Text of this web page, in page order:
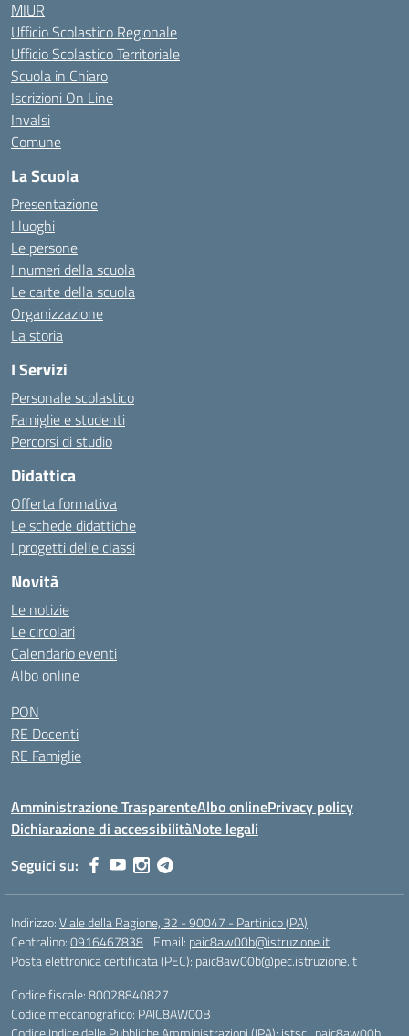
MIUR
Ufficio Scolastico Regionale
Ufficio Scolastico Territoriale
Scuola in Chiaro
Iscrizioni On Line
Invalsi
Comune
La Scuola
Presentazione
I luoghi
Le persone
I numeri della scuola
Le carte della scuola
Organizzazione
La storia
I Servizi
Personale scolastico
Famiglie e studenti
Percorsi di studio
Didattica
Offerta formativa
Le schede didattiche
I progetti delle classi
Novità
Le notizie
Le circolari
Calendario eventi
Albo online
PON
RE Docenti
RE Famiglie
Amministrazione TrasparenteAlbo onlinePrivacy policy
Dichiarazione di accessibilitàNote legali
Seguici su:
Indirizzo:Viale della Ragione, 32 - 90047 - Partinico (PA)
Centralino:0916467838 Email: paic8aw00b@istruzione.it
Posta elettronica certificata (PEC): paic8aw00b@pec.istruzione.it
Codice fiscale: 80028840827
Codice meccanografico: PAIC8AW00B